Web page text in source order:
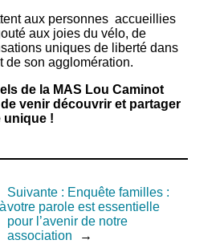
aux personnes accueillies
aux joies du vélo, de
uniques de liberté dans
de son agglomération.
de la MAS Lou Caminot
venir découvrir et partager
unique !
Suivante : Enquête familles :
votre parole est essentielle
pour l’avenir de notre
association
→